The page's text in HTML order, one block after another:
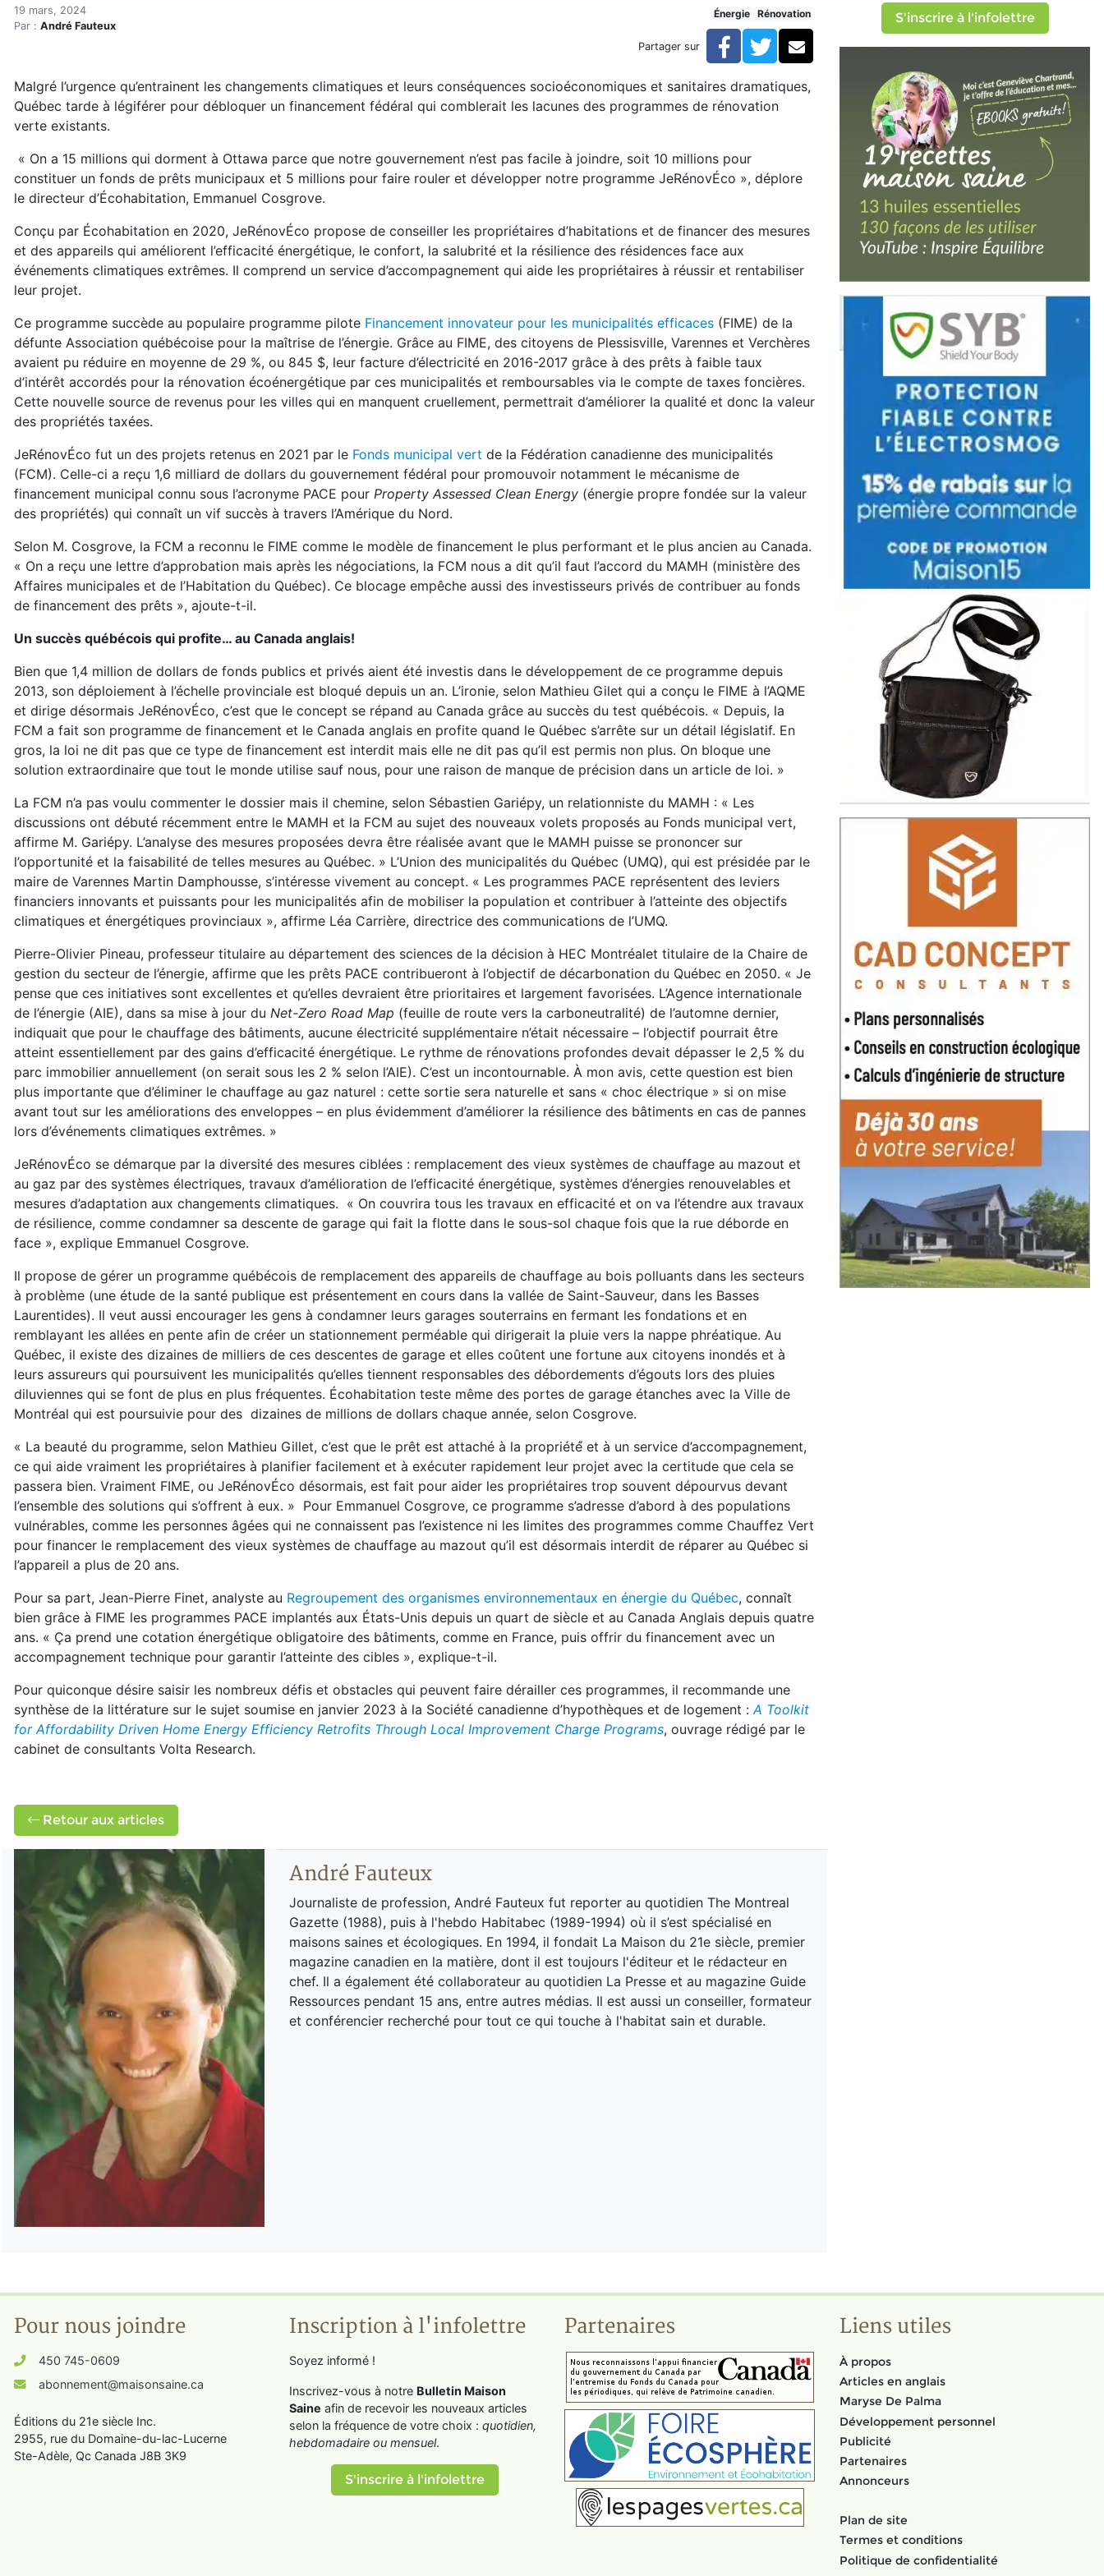
Accueil
Articles
Rénovation verte : Écohabitation risque de perdre 15 millions
Rénovation verte : Écohabitation risque de perdre 15 millions
19 mars, 2024
Par : André Fauteux
Énergie Rénovation
Partager sur Facebook
TwitterCourriel
Malgré l’urgence qu’entrainent les changements climatiques et leurs conséquences socioéconomiques et sanitaires dramatiques,
Québec tarde à légiférer pour débloquer un financement fédéral qui comblerait les lacunes des programmes de rénovation
verte existants.
« On a 15 millions qui dorment à Ottawa parce que notre gouvernement n’est pas facile à joindre, soit 10 millions pour
constituer un fonds de prêts municipaux et 5 millions pour faire rouler et développer notre programme JeRénovÉco », déplore
le directeur d’Écohabitation, Emmanuel Cosgrove.
Conçu par Écohabitation en 2020, JeRénovÉco propose de conseiller les propriétaires d’habitations et de financer des mesures
et des appareils qui améliorent l’efficacité énergétique, le confort, la salubrité et la résilience des résidences face aux
événements climatiques extrêmes. Il comprend un service d’accompagnement qui aide les propriétaires à réussir et rentabiliser
leur projet.
Ce programme succède au populaire programme pilote Financement innovateur pour les municipalités efficaces (FIME) de la
défunte Association québécoise pour la maîtrise de l’énergie. Grâce au FIME, des citoyens de Plessisville, Varennes et Verchères
avaient pu réduire en moyenne de 29 %, ou 845 $, leur facture d’électricité en 2016-2017 grâce à des prêts à faible taux
d’intérêt accordés pour la rénovation écoénergétique par ces municipalités et remboursables via le compte de taxes foncières.
Cette nouvelle source de revenus pour les villes qui en manquent cruellement, permettrait d’améliorer la qualité et donc la valeur
des propriétés taxées.
JeRénovÉco fut un des projets retenus en 2021 par le Fonds municipal vert de la Fédération canadienne des municipalités
(FCM). Celle-ci a reçu 1,6 milliard de dollars du gouvernement fédéral pour promouvoir notamment le mécanisme de
financement municipal connu sous l’acronyme PACE pour Property Assessed Clean Energy (énergie propre fondée sur la valeur
des propriétés) qui connaît un vif succès à travers l’Amérique du Nord.
Selon M. Cosgrove, la FCM a reconnu le FIME comme le modèle de financement le plus performant et le plus ancien au Canada.
« On a reçu une lettre d’approbation mais après les négociations, la FCM nous a dit qu’il faut l’accord du MAMH (ministère des
Affaires municipales et de l’Habitation du Québec). Ce blocage empêche aussi des investisseurs privés de contribuer au fonds
de financement des prêts », ajoute-t-il.
Un succès québécois qui profite… au Canada anglais!
Bien que 1,4 million de dollars de fonds publics et privés aient été investis dans le développement de ce programme depuis
2013, son déploiement à l’échelle provinciale est bloqué depuis un an. L’ironie, selon Mathieu Gilet qui a conçu le FIME à l’AQME
et dirige désormais JeRénovÉco, c’est que le concept se répand au Canada grâce au succès du test québécois. « Depuis, la
FCM a fait son programme de financement et le Canada anglais en profite quand le Québec s’arrête sur un détail législatif. En
gros, la loi ne dit pas que ce type de financement est interdit mais elle ne dit pas qu’il est permis non plus. On bloque une
solution extraordinaire que tout le monde utilise sauf nous, pour une raison de manque de précision dans un article de loi. »
La FCM n’a pas voulu commenter le dossier mais il chemine, selon Sébastien Gariépy, un relationniste du MAMH : « Les
discussions ont débuté récemment entre le MAMH et la FCM au sujet des nouveaux volets proposés au Fonds municipal vert,
affirme M. Gariépy. L’analyse des mesures proposées devra être réalisée avant que le MAMH puisse se prononcer sur
l’opportunité et la faisabilité de telles mesures au Québec. » L’Union des municipalités du Québec (UMQ), qui est présidée par le
maire de Varennes Martin Damphousse, s’intéresse vivement au concept. « Les programmes PACE représentent des leviers
financiers innovants et puissants pour les municipalités afin de mobiliser la population et contribuer à l’atteinte des objectifs
climatiques et énergétiques provinciaux », affirme Léa Carrière, directrice des communications de l’UMQ.
Pierre-Olivier Pineau, professeur titulaire au département des sciences de la décision à HEC Montréalet titulaire de la Chaire de
gestion du secteur de l’énergie, affirme que les prêts PACE contribueront à l’objectif de décarbonation du Québec en 2050. « Je
pense que ces initiatives sont excellentes et qu’elles devraient être prioritaires et largement favorisées. L’Agence internationale
de l’énergie (AIE), dans sa mise à jour du Net-Zero Road Map (feuille de route vers la carboneutralité) de l’automne dernier,
indiquait que pour le chauffage des bâtiments, aucune électricité supplémentaire n’était nécessaire – l’objectif pourrait être
atteint essentiellement par des gains d’efficacité énergétique. Le rythme de rénovations profondes devait dépasser le 2,5 % du
parc immobilier annuellement (on serait sous les 2 % selon l’AIE). C’est un incontournable. À mon avis, cette question est bien
plus importante que d’éliminer le chauffage au gaz naturel : cette sortie sera naturelle et sans « choc électrique » si on mise
avant tout sur les améliorations des enveloppes – en plus évidemment d’améliorer la résilience des bâtiments en cas de pannes
lors d’événements climatiques extrêmes. »
JeRénovÉco se démarque par la diversité des mesures ciblées : remplacement des vieux systèmes de chauffage au mazout et
au gaz par des systèmes électriques, travaux d’amélioration de l’efficacité énergétique, systèmes d’énergies renouvelables et
mesures d’adaptation aux changements climatiques. « On couvrira tous les travaux en efficacité et on va l’étendre aux travaux
de résilience, comme condamner sa descente de garage qui fait la flotte dans le sous-sol chaque fois que la rue déborde en
face », explique Emmanuel Cosgrove.
Il propose de gérer un programme québécois de remplacement des appareils de chauffage au bois polluants dans les secteurs
à problème (une étude de la santé publique est présentement en cours dans la vallée de Saint-Sauveur, dans les Basses
Laurentides). Il veut aussi encourager les gens à condamner leurs garages souterrains en fermant les fondations et en
remblayant les allées en pente afin de créer un stationnement perméable qui dirigerait la pluie vers la nappe phréatique. Au
Québec, il existe des dizaines de milliers de ces descentes de garage et elles coûtent une fortune aux citoyens inondés et à
leurs assureurs qui poursuivent les municipalités qu’elles tiennent responsables des débordements d’égouts lors des pluies
diluviennes qui se font de plus en plus fréquentes. Écohabitation teste même des portes de garage étanches avec la Ville de
Montréal qui est poursuivie pour des dizaines de millions de dollars chaque année, selon Cosgrove.
« La beauté du programme, selon Mathieu Gillet, c’est que le prêt est attaché à la propriété́ et à un service d’accompagnement,
ce qui aide vraiment les propriétaires à planifier facilement et à exécuter rapidement leur projet avec la certitude que cela se
passera bien. Vraiment FIME, ou JeRénovÉco désormais, est fait pour aider les propriétaires trop souvent dépourvus devant
l’ensemble des solutions qui s’offrent à eux. » Pour Emmanuel Cosgrove, ce programme s’adresse d’abord à des populations
vulnérables, comme les personnes âgées qui ne connaissent pas l’existence ni les limites des programmes comme Chauffez Vert
pour financer le remplacement des vieux systèmes de chauffage au mazout qu’il est désormais interdit de réparer au Québec si
l’appareil a plus de 20 ans.
Pour sa part, Jean-Pierre Finet, analyste au Regroupement des organismes environnementaux en énergie du Québec, connaît
bien grâce à FIME les programmes PACE implantés aux États-Unis depuis un quart de siècle et au Canada Anglais depuis quatre
ans. « Ça prend une cotation énergétique obligatoire des bâtiments, comme en France, puis offrir du financement avec un
accompagnement technique pour garantir l’atteinte des cibles », explique-t-il.
Pour quiconque désire saisir les nombreux défis et obstacles qui peuvent faire dérailler ces programmes, il recommande une
synthèse de la littérature sur le sujet soumise en janvier 2023 à la Société canadienne d’hypothèques et de logement :A Toolkit
for Affordability Driven Home Energy Efficiency Retrofits Through Local Improvement Charge Programs, ouvrage rédigé par le
cabinet de consultants Volta Research.
Retour aux articles
André Fauteux
Journaliste de profession, André Fauteux fut reporter au quotidien The Montreal
Gazette (1988), puis à l'hebdo Habitabec (1989-1994) où il s’est spécialisé en
maisons saines et écologiques. En 1994, il fondait La Maison du 21e siècle, premier
magazine canadien en la matière, dont il est toujours l'éditeur et le rédacteur en
chef. Il a également été collaborateur au quotidien La Presse et au magazine Guide
Ressources pendant 15 ans, entre autres médias. Il est aussi un conseiller, formateur
et conférencier recherché pour tout ce qui touche à l'habitat sain et durable.
S'inscrire à l'infolettre
Pour nous joindre
450 745-0609
abonnement@maisonsaine.ca
Éditions du 21e siècle Inc.
2955, rue du Domaine-du-lac-Lucerne
Ste-Adèle, Qc Canada J8B 3K9
Inscription à l'infolettre
Soyez informé !
Inscrivez-vous à notre Bulletin Maison
Saine afin de recevoir les nouveaux articles
selon la fréquence de votre choix : quotidien,
hebdomadaire ou mensuel.
S'inscrire à l'infolettre
Partenaires Liens utiles
À propos
Articles en anglais
Maryse De Palma
Développement personnel
Publicité
Partenaires
Annonceurs
Plan de site
Termes et conditions
Politique de confidentialité